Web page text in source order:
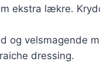
ekstra lækre.
og velsmagende
dressing.